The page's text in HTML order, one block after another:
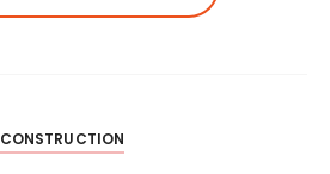
CONSTRUCTION